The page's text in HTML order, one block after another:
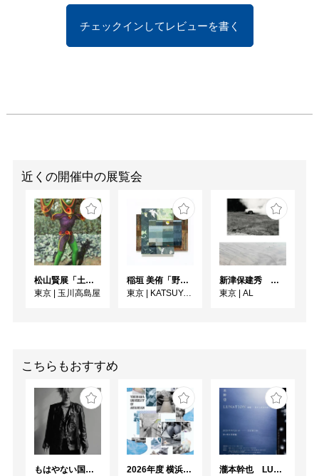
チェックインしてレビューを書く
近くの開催中の展覧会
松山賢展「土偶怪人、土器文様画」
東京
玉川高島屋
稲垣 美侑「野辺」
東京
KATSUYA SUSUKI GALLERY
新津保建秀 時の旅—写真はいつ届くのか
東京
AL
こちらもおすすめ
もはやない国のかつてない光 東ドイツの女性写真家たち
2026年度 横浜美術大学 助手・副手展
瀧本幹也 LUNATION 朔望 －海から天体を読む